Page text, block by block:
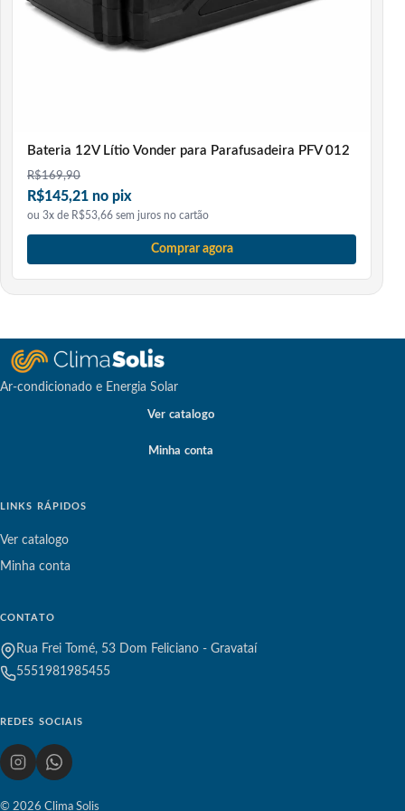
Ele ajuda em instalação de ar-condicionado?
Sim. É útil para recuperar parafusos, arruelas, bits e
pequenas peças que caem atrás da evaporadora, perto
Bateria 12V Lítio Vonder para Parafusadeira PFV 012
R$169,90
R$145,21 no pix
ou 3x de R$53,66 sem juros no cartão
Comprar agora
Ar-condicionado e Energia Solar
Ver catalogo
Minha conta
LINKS RÁPIDOS
Ver catalogo
Minha conta
CONTATO
Rua Frei Tomé, 53 Dom Feliciano - Gravataí
5551981985455
REDES SOCIAIS
© 2026 Clima Solis